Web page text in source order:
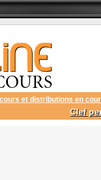
et distributions en
Clef